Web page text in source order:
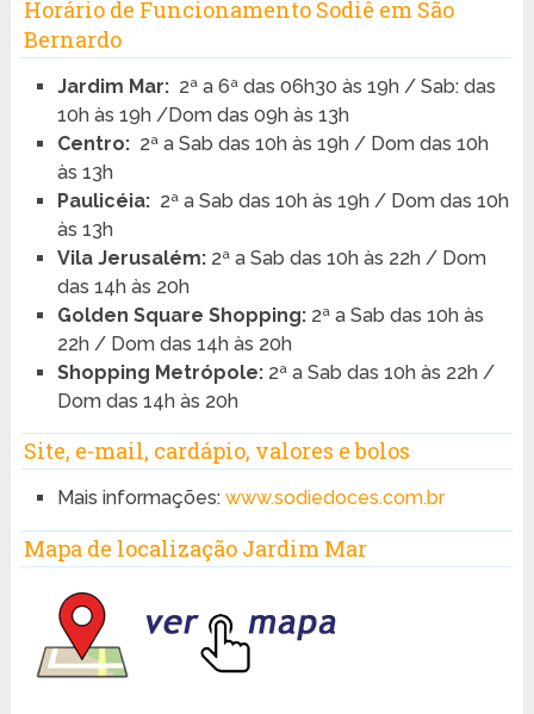
Horário de Funcionamento Sodiê em São
Bernardo
Jardim Mar: 2ª a 6ª das 06h30 às 19h / Sab: das
10h às 19h /Dom das 09h às 13h
Centro: 2ª a Sab das 10h às 19h / Dom das 10h
às 13h
Paulicéia: 2ª a Sab das 10h às 19h / Dom das 10h
às 13h
Vila Jerusalém: 2ª a Sab das 10h às 22h / Dom
das 14h às 20h
Golden Square Shopping: 2ª a Sab das 10h às
22h / Dom das 14h às 20h
Shopping Metrópole: 2ª a Sab das 10h às 22h /
Dom das 14h às 20h
Site, e-mail, cardápio, valores e bolos
Mais informações: www.sodiedoces.com.br
Mapa de localização Jardim Mar